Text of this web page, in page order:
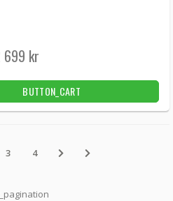
699 kr
BUTTON_CART
3 4